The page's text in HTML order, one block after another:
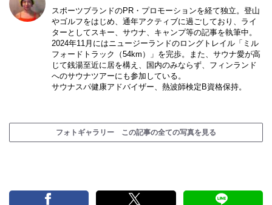
スポーツブランドのPR・プロモーションを経て独立。登山
やゴルフをはじめ、通年アクティブに過ごしており、ライ
ターとしてスキー、サウナ、キャンプ等の記事を執筆中。
2024年11月にはニュージーランドのロングトレイル「ミル
フォードトラック（54km）」を完歩。また、サウナ愛が高
じて銭湯至近に居を構え、国内のみならず、フィンランド
へのサウナツアーにも参加している。
サウナスパ健康アドバイザー、熱波師検定B資格保持。
フォトギャラリー この記事の全ての写真を見る